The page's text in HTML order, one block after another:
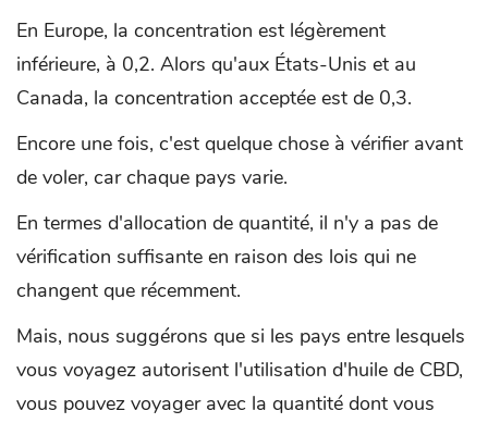
En Europe, la concentration est légèrement
inférieure, à 0,2. Alors qu'aux États-Unis et au
Canada, la concentration acceptée est de 0,3.
Encore une fois, c'est quelque chose à vérifier avant
de voler, car chaque pays varie.
En termes d'allocation de quantité, il n'y a pas de
vérification suffisante en raison des lois qui ne
changent que récemment.
Mais, nous suggérons que si les pays entre lesquels
vous voyagez autorisent l'utilisation d'huile de CBD,
vous pouvez voyager avec la quantité dont vous